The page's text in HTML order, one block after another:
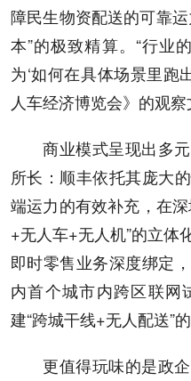
障民生物资配送的可靠
本”的极致精算。“行业
为‘如何在具体场景里跑
人车经济博览会》的观
商业模式呈现出多
所长：顺丰依托其庞大
端运力的有效补充，在
+无人车+无人机”的立体
即时零售业务深度绑定
内首个城市内跨区联网
建“跨城干线+无人配送”
更值得玩味的是政